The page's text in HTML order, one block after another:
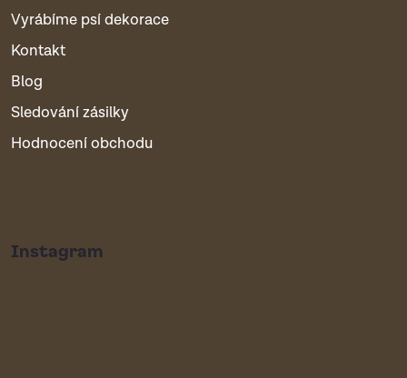
Vyrábíme psí dekorace
Kontakt
Blog
Sledování zásilky
Hodnocení obchodu
Instagram